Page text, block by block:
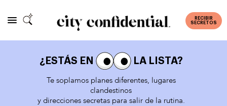
RECIBIR
SECRETOS
¿ESTÁS EN
LA LISTA?
Te soplamos planes diferentes, lugares
clandestinos
y direcciones secretas para salir de la rutina.